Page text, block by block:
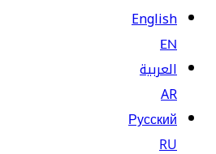
English
EN
العربية
AR
Русский
RU